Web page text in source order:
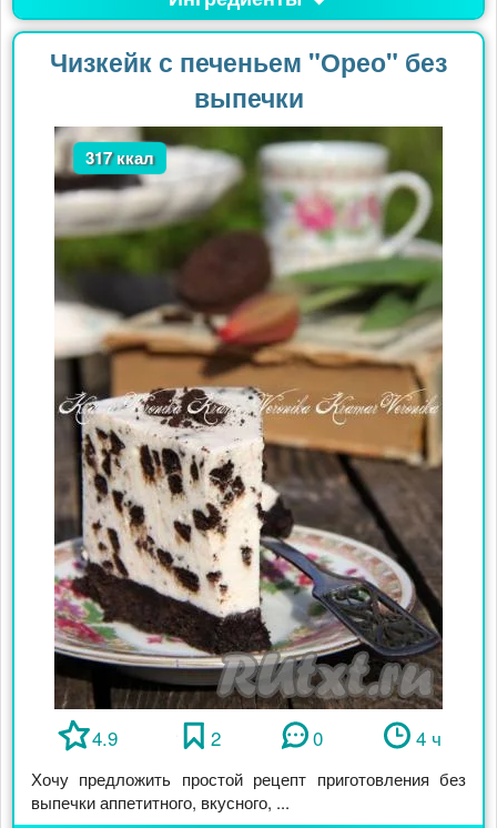
Чизкейк с печеньем "Орео" без
выпечки
317 ккал
4.9 2 0 4 ч
Хочу предложить простой рецепт приготовления без
выпечки аппетитного, вкусного, ...